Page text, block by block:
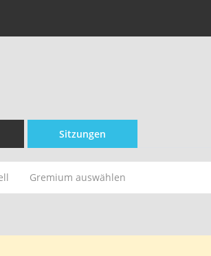
Sitzungen
Gremium auswählen